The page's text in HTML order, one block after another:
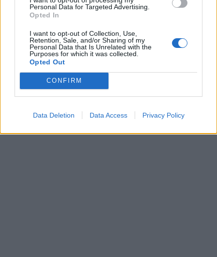
Personal Data for Targeted Advertising.
Opted In
I want to opt-out of Collection, Use,
Retention, Sale, and/or Sharing of my
Personal Data that Is Unrelated with the
Purposes for which it was collected.
Opted Out
CONFIRM
Data Deletion Data Access Privacy Policy